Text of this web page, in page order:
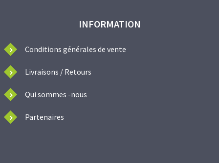
INFORMATION
Conditions générales de vente
Livraisons / Retours
Qui sommes -nous
Partenaires